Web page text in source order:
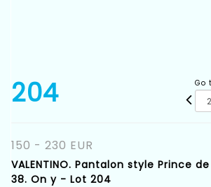
204 Go
150 - 230 EUR
VALENTINO. Pantalon style Prince
38. On y - Lot 204